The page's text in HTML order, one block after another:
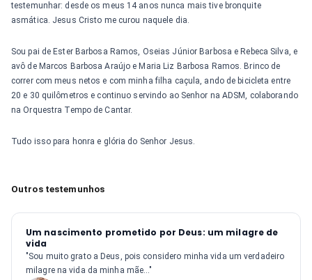
testemunhar: desde os meus 14 anos nunca mais tive bronquite
asmática. Jesus Cristo me curou naquele dia.
Sou pai de Ester Barbosa Ramos, Oseias Júnior Barbosa e Rebeca Silva, e
avô de Marcos Barbosa Araújo e Maria Liz Barbosa Ramos. Brinco de
correr com meus netos e com minha filha caçula, ando de bicicleta entre
20 e 30 quilômetros e continuo servindo ao Senhor na ADSM, colaborando
na Orquestra Tempo de Cantar.
Tudo isso para honra e glória do Senhor Jesus.
Outros testemunhos
Um nascimento prometido por Deus: um milagre de
vida
"Sou muito grato a Deus, pois considero minha vida um verdadeiro
milagre na vida da minha mãe..."